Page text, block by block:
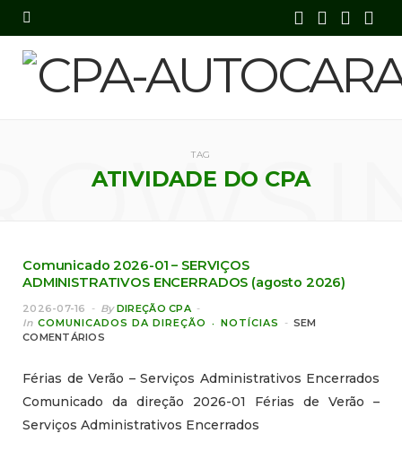
c
T
u
TAG
ATIVIDADE DO CPA
Comunicado 2026-01 – SERVIÇOS
ADMINISTRATIVOS ENCERRADOS (agosto 2026)
2026-07-16 By DIREÇÃO CPA
In COMUNICADOS DA DIREÇÃO NOTÍCIAS
SEM
COMENTÁRIOS
Férias de Verão – Serviços Administrativos Encerrados
Comunicado da direção 2026-01 Férias de Verão –
Serviços Administrativos Encerrados